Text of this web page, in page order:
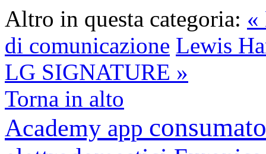
Altro in questa categoria: «
di comunicazione Lewis
LG SIGNATURE »
Torna in alto
Academy app